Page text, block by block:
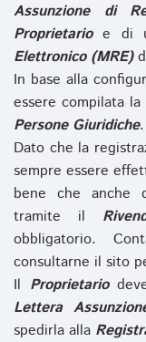
Assunzione di
Proprietarioe di
Elettronico (MRE)
In base alla
essere compilata la
Persone Giuridiche.
Dato che la
sempre essere
bene che anche
tramite il
obbligatorio.
consultarne il sito
Il Proprietario
Lettera
spedirla alla